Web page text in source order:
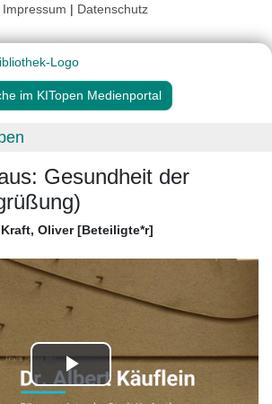
Impressum | Datenschutz
im KITopen Medienportal
Gesundheit der
Kraft, Oliver [Beteiligte*r]
Play